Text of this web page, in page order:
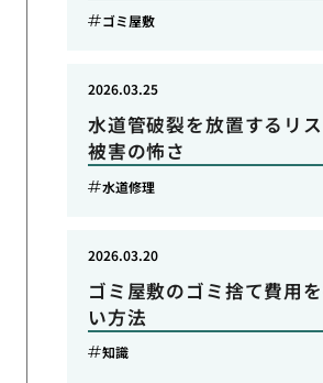
ゴミ屋敷
水道管破裂を放置するリ
被害の怖さ
2026.03.25
水道修理
ゴミ屋敷のゴミ捨て費用
い方法
2026.03.20
知識